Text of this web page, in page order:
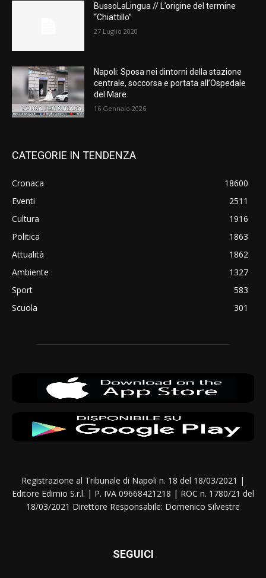
BussoLaLingua // L’origine del termine
“Chiattillo”
27 Luglio 2020
Napoli: Sposa nei dintorni della stazione
centrale, soccorsa e portata all’Ospedale
del Mare
16 Gennaio 2026
CATEGORIE IN TENDENZA
Cronaca
18600
Eventi
2511
Cultura
1916
Politica
1863
Attualità
1862
Ambiente
1327
Sport
583
Scuola
301
Registrazione al Tribunale di Napoli n. 18 del 18/03/2021 |
Editore Edimio S.r.l. | P. IVA 09668421218 | ROC n. 1780/21 del
18/03/2021 Direttore Responsabile: Domenico Silvestre
SEGUICI